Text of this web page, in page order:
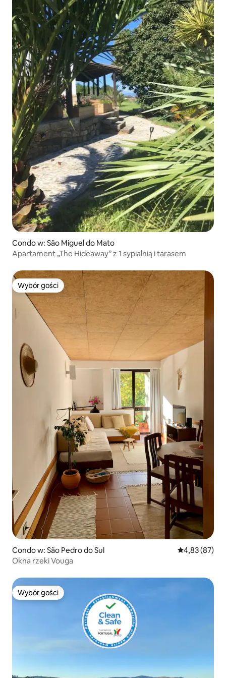
Condo w: São Miguel do Mato
Apartament „The Hideaway” z 1 sypialnią i tarasem
Wybór gości
Wybór gości
Condo w: São Pedro do Sul Średnia
4,83 (87)
Okna rzeki Vouga
Wybór gości
Wybór gości